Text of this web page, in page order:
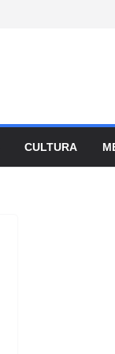
CULTURA